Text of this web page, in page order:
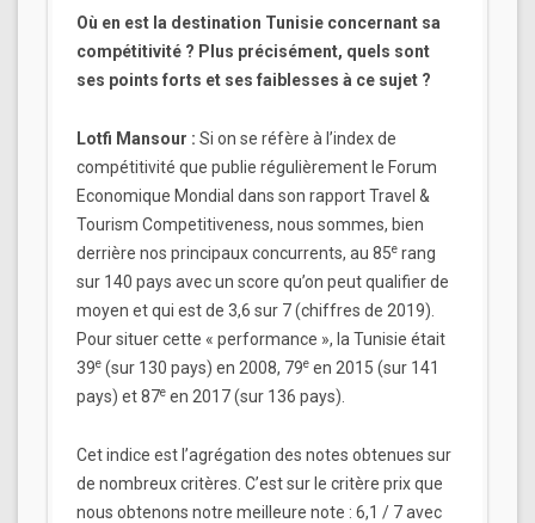
Où en est la destination Tunisie concernant sa
compétitivité ? Plus précisément, quels sont
ses points forts et ses faiblesses à ce sujet ?
Lotfi Mansour : Si on se réfère à l’index de
compétitivité que publie régulièrement le Forum
Economique Mondial dans son rapport Travel &
Tourism Competitiveness, nous sommes, bien
derrière nos principaux concurrents, au 85e rang
sur 140 pays avec un score qu’on peut qualifier de
moyen et qui est de 3,6 sur 7 (chiffres de 2019).
Pour situer cette « performance », la Tunisie était
39e (sur 130 pays) en 2008, 79e en 2015 (sur 141
pays) et 87e en 2017 (sur 136 pays).
Cet indice est l’agrégation des notes obtenues sur
de nombreux critères. C’est sur le critère prix que
nous obtenons notre meilleure note : 6,1 / 7 avec